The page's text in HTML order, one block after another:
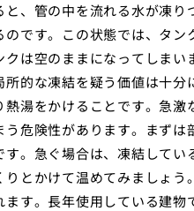
、管の中を流れる水が凍
です。この状態では、タ
は空のままになってしま
的な凍結を疑う価値は十
湯をかけることです。急
危険性があります。まず
。急ぐ場合は、凍結して
とかけて温めてみましょ
す。長年使用している建